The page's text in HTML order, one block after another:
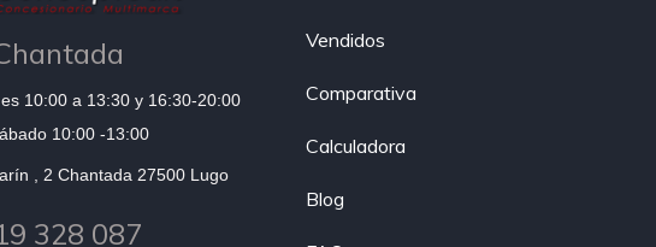
10:00 a 13:30 y 16:30-20:00
10:00 -13:00
, 2 Chantada 27500 Lugo
328 087
Vendidos
Comparativa
Calculadora
Blog